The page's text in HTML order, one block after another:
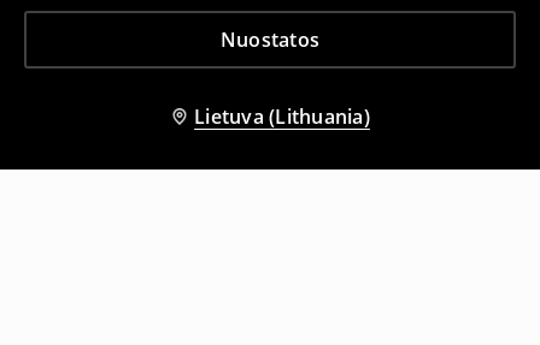
Nuostatos
Lietuva (Lithuania)